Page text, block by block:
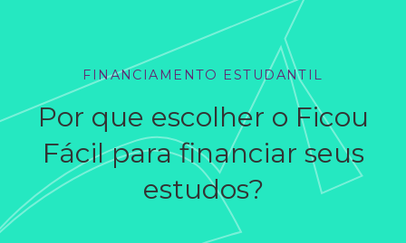
FINANCIAMENTO ESTUDANTIL
Por que escolher o Ficou
Fácil para financiar seus
estudos?